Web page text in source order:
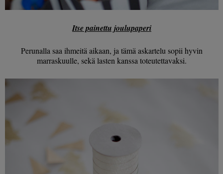
Itse painettu joulupaperi
Perunalla saa ihmeitä aikaan, ja tämä askartelu sopii hyvin
marraskuulle, sekä lasten kanssa toteutettavaksi.